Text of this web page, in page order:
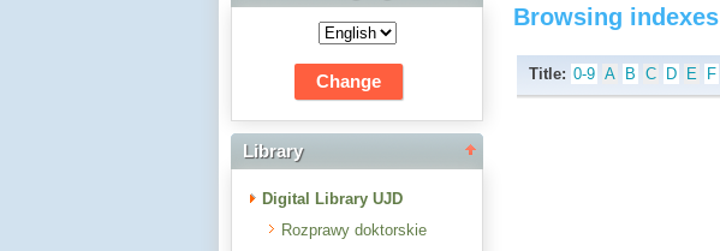
Library
Digital Library UJD
Rozprawy doktorskie
Browsing indexes
Title: 0-9 A B C D E F